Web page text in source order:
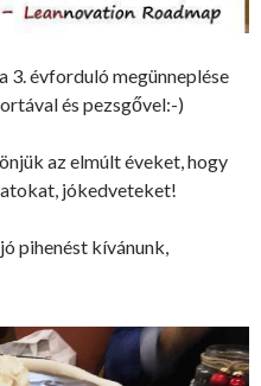
3. évforduló megünneplése
és pezsgővel:-)
az elmúlt éveket, hogy
jókedveteket!
pihenést kívánunk,